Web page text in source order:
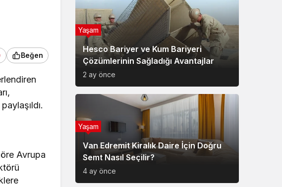
Sistem Modu
Sistem modunu seçin.
Beğen
Avrupa
Hesco Bariyer ve Kum Bariyeri
Çözümlerinin Sağladığı Avantajlar
2 ay önce
Yaşam
Van Edremit Kiralık Daire İçin Doğru
Semt Nasıl Seçilir?
4 ay önce
Yaşam